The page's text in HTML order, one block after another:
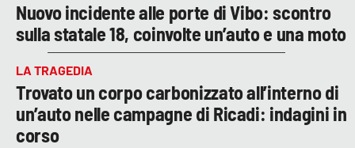
Nuovo incidente alle porte di Vibo: scontro
sulla statale 18, coinvolte un’auto e una moto
LA TRAGEDIA
Trovato un corpo carbonizzato all’interno di
un’auto nelle campagne di Ricadi: indagini in
corso